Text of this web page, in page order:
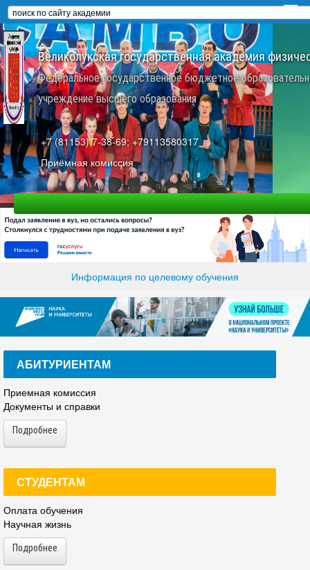
Великолукская государственная академия
Федеральное государственное бюджетное
учреждение высшего образования
+7 (81153) 7-38-69; +79113580317
Приёмная комиссия
Информация по целевому обучения
АБИТУРИЕНТАМ
Приемная комиссия
Документы и справки
Подробнее
СТУДЕНТАМ
Оплата обучения
Научная жизнь
Подробнее